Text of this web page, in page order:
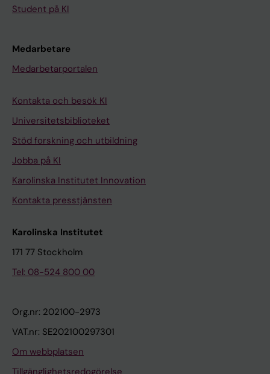
Student på KI
Medarbetare
Medarbetarportalen
Kontakta och besök KI
Universitetsbiblioteket
Stöd forskning och utbildning
Jobba på KI
Karolinska Institutet Innovation
Kontakta presstjänsten
Karolinska Institutet
171 77 Stockholm
Tel: 08-524 800 00
Org.nr: 202100-2973
VAT.nr: SE202100297301
Om webbplatsen
Tillgänglighetsredogörelse